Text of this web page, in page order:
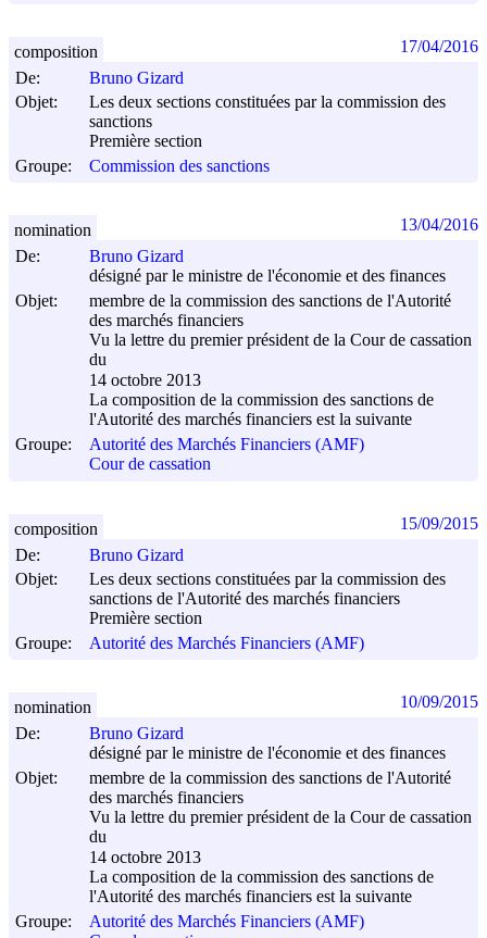
De:
Bruno Gizard
Objet:
Les deux sections constituées par la commission des
sanctions
Première section
Groupe:
Commission des sanctions
composition 17/04/2016
De:
Bruno Gizard
désigné par le ministre de l'économie et des finances
Objet:
membre de la commission des sanctions de l'Autorité
des marchés financiers
Vu la lettre du premier président de la Cour de cassation
du
14 octobre 2013
La composition de la commission des sanctions de
l'Autorité des marchés financiers est la suivante
Groupe:
Autorité des Marchés Financiers (AMF)
Cour de cassation
nomination 13/04/2016
De:
Bruno Gizard
Objet:
Les deux sections constituées par la commission des
sanctions de l'Autorité des marchés financiers
Première section
Groupe:
Autorité des Marchés Financiers (AMF)
composition 15/09/2015
De:
Bruno Gizard
désigné par le ministre de l'économie et des finances
Objet:
membre de la commission des sanctions de l'Autorité
des marchés financiers
Vu la lettre du premier président de la Cour de cassation
du
14 octobre 2013
La composition de la commission des sanctions de
l'Autorité des marchés financiers est la suivante
Groupe:
Autorité des Marchés Financiers (AMF)
nomination 10/09/2015